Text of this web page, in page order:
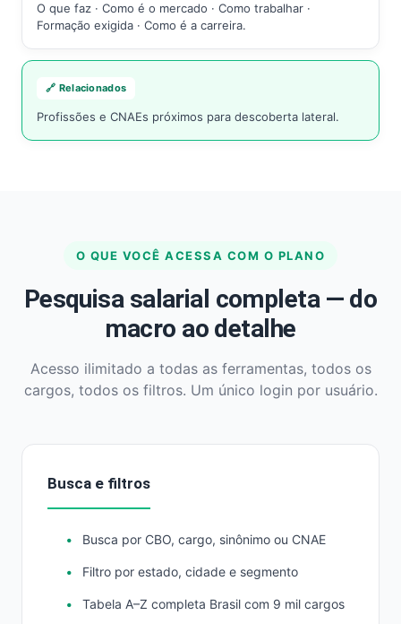
O que faz · Como é o mercado · Como trabalhar ·
Formação exigida · Como é a carreira.
🔗 Relacionados
Profissões e CNAEs próximos para descoberta lateral.
O QUE VOCÊ ACESSA COM O PLANO
Pesquisa salarial completa — do
macro ao detalhe
Acesso ilimitado a todas as ferramentas, todos os
cargos, todos os filtros. Um único login por usuário.
Busca e filtros
Busca por CBO, cargo, sinônimo ou CNAE
Filtro por estado, cidade e segmento
Tabela A–Z completa Brasil com 9 mil cargos